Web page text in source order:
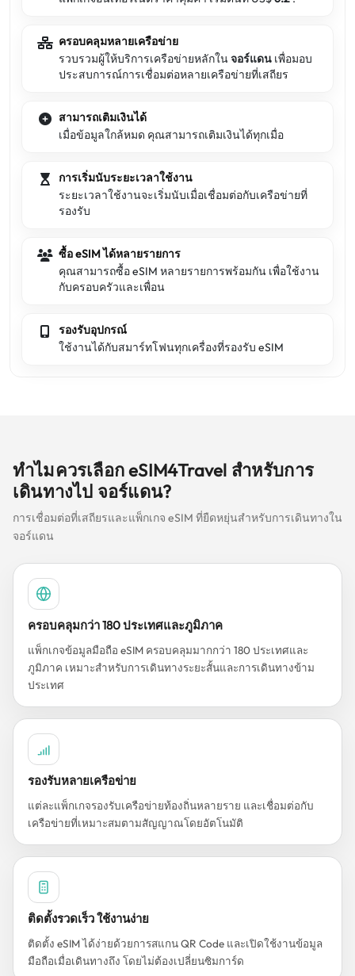
ครอบคลุมหลายเครือข่าย
รวบรวมผู้ให้บริการเครือข่ายหลักในจอร์แดน เพื่อมอบ
ประสบการณ์การเชื่อมต่อหลายเครือข่ายที่เสถียร
สามารถเติมเงินได้
เมื่อข้อมูลใกล้หมด คุณสามารถเติมเงินได้ทุกเมื่อ
การเริ่มนับระยะเวลาใช้งาน
ระยะเวลาใช้งานจะเริ่มนับเมื่อเชื่อมต่อกับเครือข่ายที่
รองรับ
ซื้อ eSIM ได้หลายรายการ
คุณสามารถซื้อ eSIM หลายรายการพร้อมกัน เพื่อใช้งาน
กับครอบครัวและเพื่อน
รองรับอุปกรณ์
ใช้งานได้กับสมาร์ทโฟนทุกเครื่องที่รองรับ eSIM
ทำไมควรเลือก eSIM4Travel สำหรับการ
เดินทางไป จอร์แดน?
การเชื่อมต่อที่เสถียรและแพ็กเกจ eSIM ที่ยืดหยุ่นสำหรับการเดินทางใน
จอร์แดน
ครอบคลุมกว่า 180 ประเทศและภูมิภาค
แพ็กเกจข้อมูลมือถือ eSIM ครอบคลุมมากกว่า 180 ประเทศและ
ภูมิภาค เหมาะสำหรับการเดินทางระยะสั้นและการเดินทางข้าม
ประเทศ
รองรับหลายเครือข่าย
แต่ละแพ็กเกจรองรับเครือข่ายท้องถิ่นหลายราย และเชื่อมต่อกับ
เครือข่ายที่เหมาะสมตามสัญญาณโดยอัตโนมัติ
ติดตั้งรวดเร็ว ใช้งานง่าย
ติดตั้ง eSIM ได้ง่ายด้วยการสแกน QR Code และเปิดใช้งานข้อมูล
มือถือเมื่อเดินทางถึง โดยไม่ต้องเปลี่ยนซิมการ์ด